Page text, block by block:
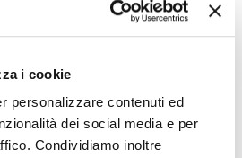
i cookie
personalizzare contenuti ed
dei social media e per
Condividiamo inoltre
2013